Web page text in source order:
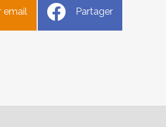
email Partager